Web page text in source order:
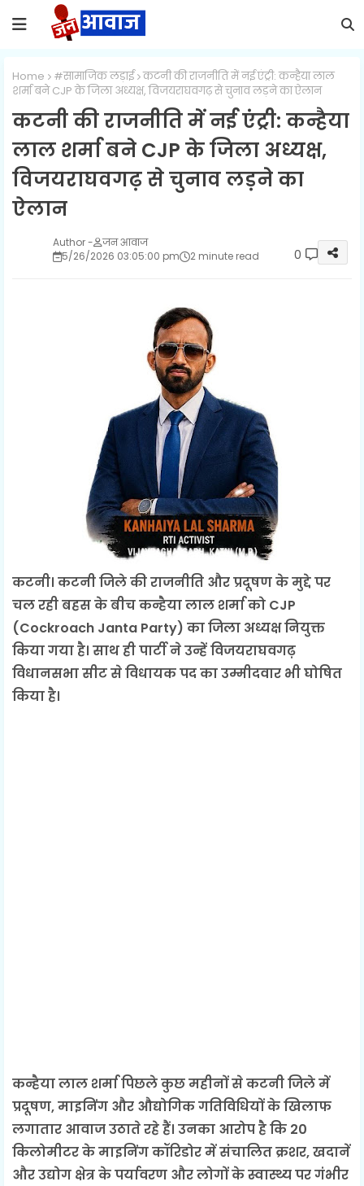
Home #सामाजिक लड़ाई कटनी की राजनीति में नई एंट्री: कन्हैया लाल
शर्मा बने CJP के जिला अध्यक्ष, विजयराघवगढ़ से चुनाव लड़ने का ऐलान
कटनी की राजनीति में नई एंट्री: कन्हैया
लाल शर्मा बने CJP के जिला अध्यक्ष,
विजयराघवगढ़ से चुनाव लड़ने का
ऐलान
जन आवाज
5/26/2026 03:05:00 pm
2 minute read 0
कटनी। कटनी जिले की राजनीति और प्रदूषण के मुद्दे पर
चल रही बहस के बीच कन्हैया लाल शर्मा को CJP
(Cockroach Janta Party) का जिला अध्यक्ष नियुक्त
किया गया है। साथ ही पार्टी ने उन्हें विजयराघवगढ़
विधानसभा सीट से विधायक पद का उम्मीदवार भी घोषित
किया है।
कन्हैया लाल शर्मा पिछले कुछ महीनों से कटनी जिले में
प्रदूषण, माइनिंग और औद्योगिक गतिविधियों के खिलाफ
लगातार आवाज उठाते रहे हैं। उनका आरोप है कि 20
किलोमीटर के माइनिंग कॉरिडोर में संचालित क्रशर, खदानें
और उद्योग क्षेत्र के पर्यावरण और लोगों के स्वास्थ्य पर गंभीर